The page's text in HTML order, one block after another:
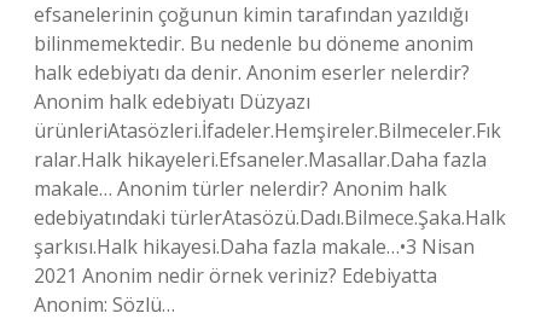
efsanelerinin çoğunun kimin tarafından yazıldığı
bilinmemektedir. Bu nedenle bu döneme anonim
halk edebiyatı da denir. Anonim eserler nelerdir?
Anonim halk edebiyatı Düzyazı
ürünleriAtasözleri.İfadeler.Hemşireler.Bilmeceler.Fık
ralar.Halk hikayeleri.Efsaneler.Masallar.Daha fazla
makale… Anonim türler nelerdir? Anonim halk
edebiyatındaki türlerAtasözü.Dadı.Bilmece.Şaka.Halk
şarkısı.Halk hikayesi.Daha fazla makale…•3 Nisan
2021 Anonim nedir örnek veriniz? Edebiyatta
Anonim: Sözlü…